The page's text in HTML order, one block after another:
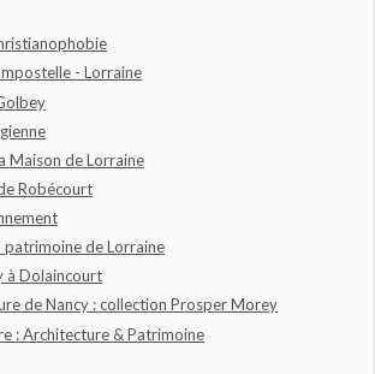
- Lorraine
Maison de Lorraine
Robécourt
patrimoine de Lorraine
à Dolaincourt
de Nancy : collection Prosper Morey
: Architecture & Patrimoine